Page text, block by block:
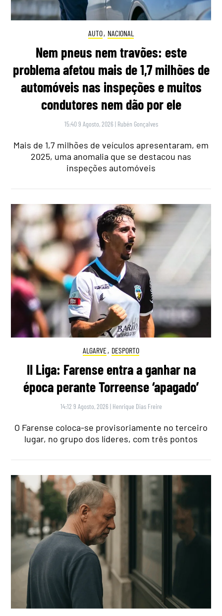
AUTO, NACIONAL
Nem pneus nem travões: este
problema afetou mais de 1,7 milhões de
automóveis nas inspeções e muitos
condutores nem dão por ele
15:40 9 Agosto, 2026 | Rubén Gonçalves
Mais de 1,7 milhões de veículos apresentaram, em
2025, uma anomalia que se destacou nas
inspeções automóveis
ALGARVE, DESPORTO
II Liga: Farense entra a ganhar na
época perante Torreense ‘apagado’
14:12 9 Agosto, 2026 | Henrique Dias Freire
O Farense coloca-se provisoriamente no terceiro
lugar, no grupo dos líderes, com três pontos